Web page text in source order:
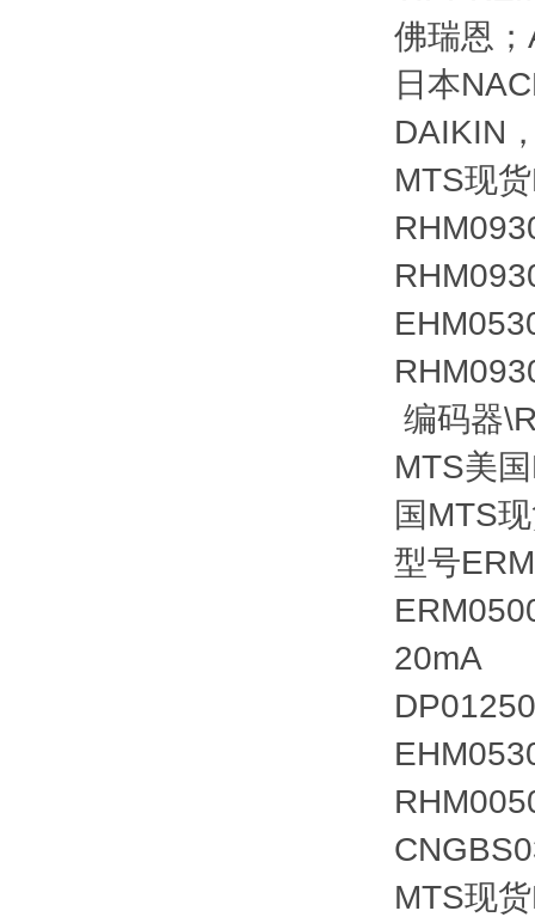
佛瑞恩
日本
DAIKIN
MTS现
编码器
MTS美
国MTS
型号
20mA
MTS现